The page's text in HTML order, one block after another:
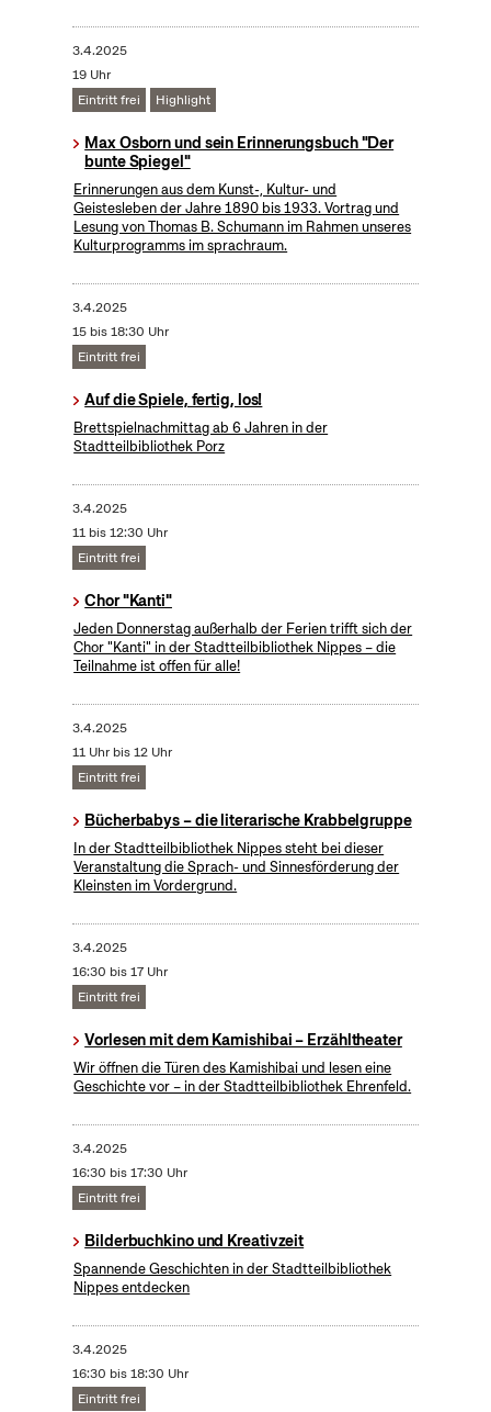
3.4.2025
19 Uhr
Eintritt frei
Highlight
Max Osborn und sein Erinnerungsbuch "Der
bunte Spiegel"
Erinnerungen aus dem Kunst-, Kultur- und
Geistesleben der Jahre 1890 bis 1933. Vortrag und
Lesung von Thomas B. Schumann im Rahmen unseres
Kulturprogramms im sprachraum.
3.4.2025
15 bis 18:30 Uhr
Eintritt frei
Auf die Spiele, fertig, los!
Brettspielnachmittag ab 6 Jahren in der
Stadtteilbibliothek Porz
3.4.2025
11 bis 12:30 Uhr
Eintritt frei
Chor "Kanti"
Jeden Donnerstag außerhalb der Ferien trifft sich der
Chor "Kanti" in der Stadtteilbibliothek Nippes – die
Teilnahme ist offen für alle!
3.4.2025
11 Uhr bis 12 Uhr
Eintritt frei
Bücherbabys – die literarische Krabbelgruppe
In der Stadtteilbibliothek Nippes steht bei dieser
Veranstaltung die Sprach- und Sinnesförderung der
Kleinsten im Vordergrund.
3.4.2025
16:30 bis 17 Uhr
Eintritt frei
Vorlesen mit dem Kamishibai – Erzähltheater
Wir öffnen die Türen des Kamishibai und lesen eine
Geschichte vor – in der Stadtteilbibliothek Ehrenfeld.
3.4.2025
16:30 bis 17:30 Uhr
Eintritt frei
Bilderbuchkino und Kreativzeit
Spannende Geschichten in der Stadtteilbibliothek
Nippes entdecken
3.4.2025
16:30 bis 18:30 Uhr
Eintritt frei